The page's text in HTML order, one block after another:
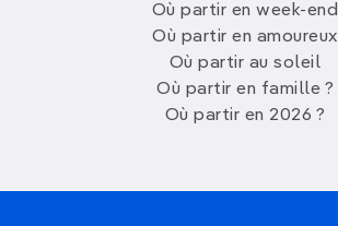
Où partir en week-end
Où partir en amoureux
Où partir au soleil
Où partir en famille ?
Où partir en 2026 ?